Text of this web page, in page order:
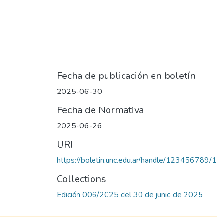
Fecha de publicación en boletín
2025-06-30
Fecha de Normativa
2025-06-26
URI
https://boletin.unc.edu.ar/handle/123456789/
Collections
Edición 006/2025 del 30 de junio de 2025